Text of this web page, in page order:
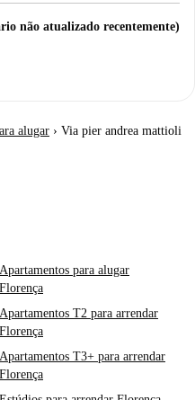
não atualizado recentemente)
alugar › Via pier andrea mattioli
Apartamentos para alugar
Florença
Apartamentos T2 para arrendar
Florença
Apartamentos T3+ para arrendar
Florença